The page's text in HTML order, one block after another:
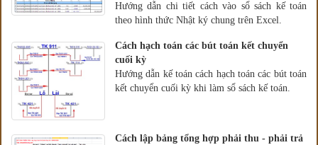
Hướng dẫn chi tiết cách vào sổ sách kế toán
theo hình thức Nhật ký chung trên Excel.
Cách hạch toán các bút toán kết chuyển
cuối kỳ
Hướng dẫn kế toán cách hạch toán các bút toán
kết chuyển cuối kỳ khi làm sổ sách kế toán.
Cách lập bảng tổng hợp phải thu - phải trả